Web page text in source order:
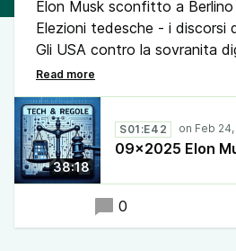
Elon Musk sconfitto a Berlino
Elezioni tedesche - i discorsi
Gli USA contro la sovranita
La StartUp della settimana -
Il capo dell'FBI e il colosso
Starlink e la guerra russo-
I dispositivi Apple in UK
Criptovalute - quanto ci ha
L'assistente del DOGE
Il superlaser europeo a raggi X
38:18
S01:E42
09x2025 Elon
0